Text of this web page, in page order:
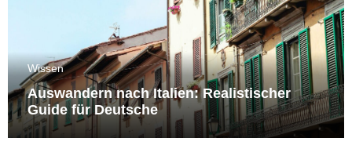
Wissen
Auswandern nach Italien: Realistischer
Guide für Deutsche